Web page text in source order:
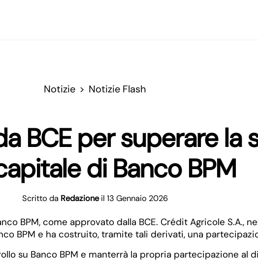
Notizie Notizie Flash
BCE per superare la
di Banco BPM
Scritto da Redazione il 13 Gennaio 2026
BPM, come approvato dalla BCE. Crédit Agricole S.A.,
BPM e ha costruito, tramite tali derivati, una
su Banco BPM e manterrà la propria partecipazione al